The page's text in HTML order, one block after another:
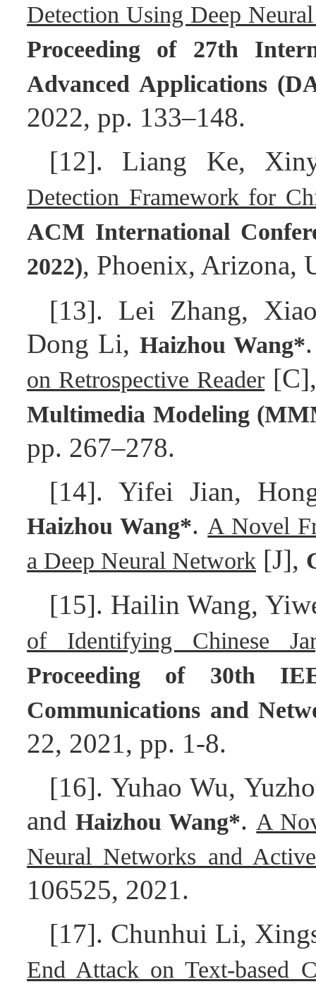
Detection Using Deep
Proceeding of 27th
Advanced Applications
2022, pp. 133–148.
[12]. Liang Ke,
Detection Framework for
ACM International
2022), Phoenix, Arizona,
[13]. Lei Zhang,
Dong Li, Haizhou Wang*
on Retrospective Reader
Multimedia Modeling
pp. 267–278.
[14]. Yifei Jian,
Haizhou Wang*. A Novel
a Deep Neural Network [J],
[15]. Hailin Wang,
of Identifying Chinese
Proceeding of 30th
Communications and
22, 2021, pp. 1-8.
[16]. Yuhao Wu,
andHaizhou Wang*. A
Neural Networks and
106525, 2021.
[17]. Chunhui Li,
End Attack on Text-based